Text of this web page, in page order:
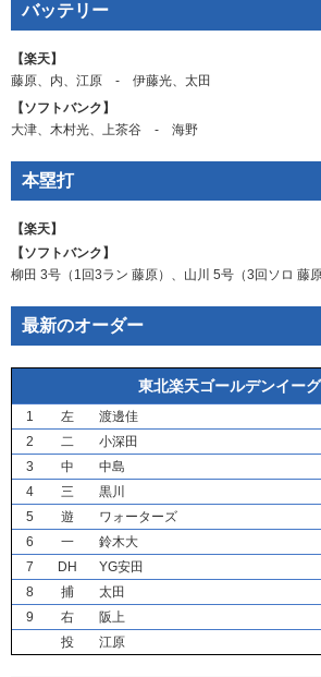
バッテリー
【楽天】
藤原、 内、 江原 ‐ 伊藤光、 太田
【ソフトバンク】
大津、 木村光、 上茶谷 ‐ 海野
本塁打
【楽天】
【ソフトバンク】
柳田 3号（1回3ラン 藤原）、 山川 5号（3回ソロ 藤
最新のオーダー
東北楽天ゴールデンイー
1 左
渡邊佳
2
二
小深田
3
中
中島
4
三
黒川
5
遊
ワォーターズ
6
一
鈴木大
7
DH
YG安田
8
捕
太田
9
右
阪上
投
江原